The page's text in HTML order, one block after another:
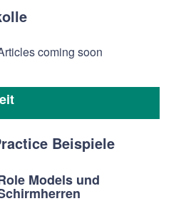
coming soon
Beispiele
Models und